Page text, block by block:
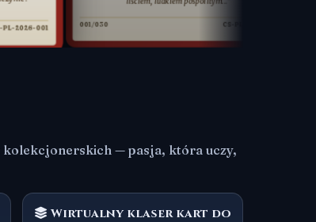
001/030 CS-PL-2026-001
— pasja, która uczy,
Wirtualny klaser kart do